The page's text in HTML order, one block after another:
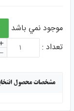
موجود نمي باشد
تعداد : +
–
مشخصات محصول